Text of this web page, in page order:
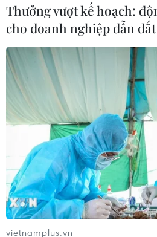
Thua đậm Nhật Bản, Đội
chia tay giải châu Á 2026
TỔNG KẾT
Giải thưởng Hội Nhà văn
Văn xuôi ‘áp đảo’ thơ
Những điểm đặc biệt
mặt trẻ Việt Nam tiêu biểu
Phim Việt
xếp hạng doanh thu khủng
Thưởng vượt kế hoạch:
cho doanh nghiệp dẫn dắt
vietnamplus.vn